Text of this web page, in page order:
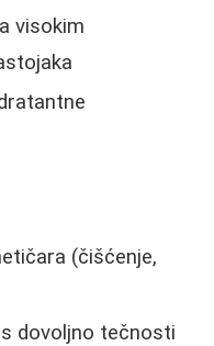
visokim
(čišćenje,
dovoljno tečnosti